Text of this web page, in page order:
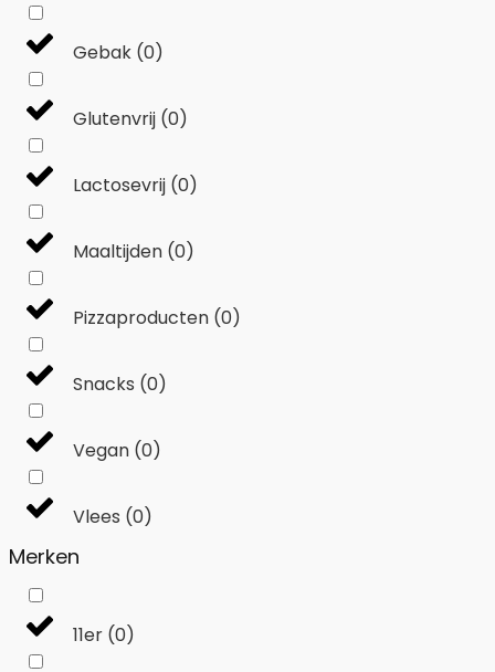
Gebak (0)
Glutenvrij (0)
Lactosevrij (0)
Maaltijden (0)
Pizzaproducten (0)
Snacks (0)
Vegan (0)
Vlees (0)
Merken
11er (0)